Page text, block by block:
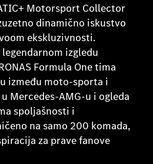
Motorsport Collector
dinamično iskustvo
ekskluzivnosti.
izgledu
Formula One tima
između moto-sporta i
Mercedes-AMG-u i ogleda
spoljašnosti i
na samo 200 komada,
za prave fanove